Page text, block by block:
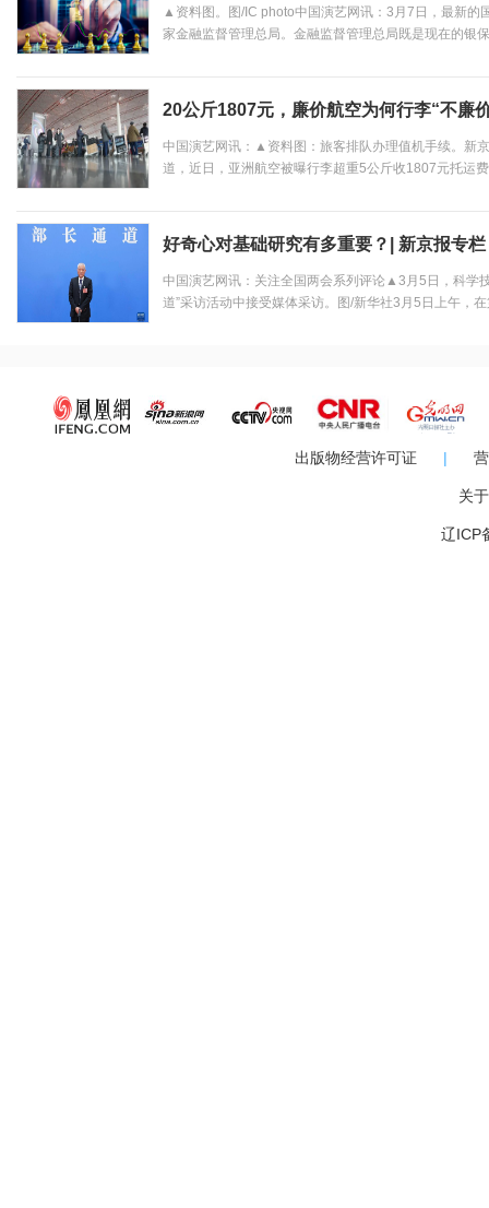
▲资料图。图/IC photo中国演艺网讯：3月7日，最新的
家金融监督管理总局。金融监督管理总局既是现在的银
20公斤1807元，廉价航空为何行李“不廉
中国演艺网讯：▲资料图：旅客排队办理值机手续。新
道，近日，亚洲航空被曝行李超重5公斤收1807元托运
好奇心对基础研究有多重要？| 新京报专栏
中国演艺网讯：关注全国两会系列评论▲3月5日，科学
道”采访活动中接受媒体采访。图/新华社3月5日上午，
出版物经营许可证 |
关
辽ICP